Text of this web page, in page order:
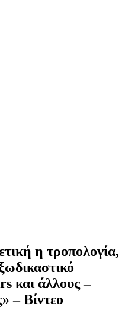
η τροπολογία,
και άλλους –
– Βίντεο